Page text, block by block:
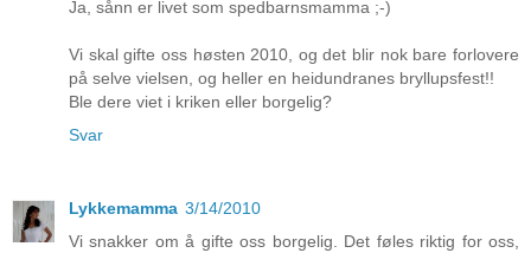
Ja, sånn er livet som spedbarnsmamma ;-)
Vi skal gifte oss høsten 2010, og det blir nok bare forlovere
på selve vielsen, og heller en heidundranes bryllupsfest!!
Ble dere viet i kriken eller borgelig?
Svar
Lykkemamma 3/14/2010
Vi snakker om å gifte oss borgelig. Det føles riktig for oss,